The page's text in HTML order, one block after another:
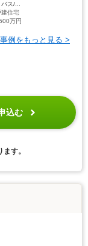
バス/...
建住宅
万円
例をもっと見る >
込む
す。